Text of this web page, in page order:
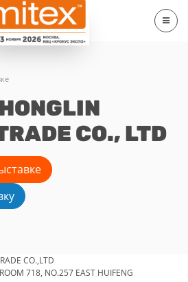
CO., LTD
CO.,LTD
718, NO.257 EAST HUIFENG